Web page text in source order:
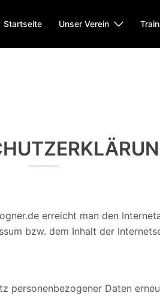
Startseite Unser Verein
erreicht man den
bzw. dem Inhalt der
personenbezogener Daten